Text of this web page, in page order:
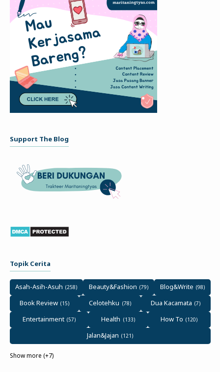
Support The Blog
Topik Cerita
Asah-Asih-Asuh Beauty&Fashion
Blog&Write
Book Review
Celotehku
Dua Kacamata
Entertainment
Health
How To
Jalan&Jajan
Show more (+7)